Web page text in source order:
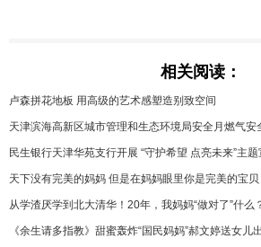
相关阅读：
卢森拼花地板 用高级的艺术感塑造别致空间
天津滨海高新区城市管理和生态环境局安全月燃气安
民生银行天津华苑支行开展 “守护希望 点亮未来”主
天下没有完美的妈妈 但是在妈妈眼里你是完美的宝贝
从学渣厌学到北大清华！20年，我妈妈“做对了”什么
《余生请多指教》甜蜜轰炸“国民妈妈”郝文婷送女儿